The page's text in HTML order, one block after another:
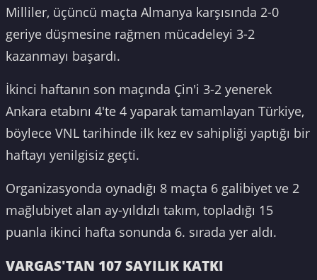
Milliler, üçüncü maçta Almanya karşısında 2-0
geriye düşmesine rağmen mücadeleyi 3-2
kazanmayı başardı.
İkinci haftanın son maçında Çin'i 3-2 yenerek
Ankara etabını 4'te 4 yaparak tamamlayan Türkiye,
böylece VNL tarihinde ilk kez ev sahipliği yaptığı bir
haftayı yenilgisiz geçti.
Organizasyonda oynadığı 8 maçta 6 galibiyet ve 2
mağlubiyet alan ay-yıldızlı takım, topladığı 15
puanla ikinci hafta sonunda 6. sırada yer aldı.
VARGAS'TAN 107 SAYILIK KATKI